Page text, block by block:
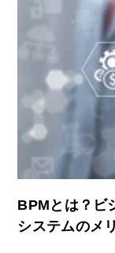
BPMとは？ビ
システムのメ